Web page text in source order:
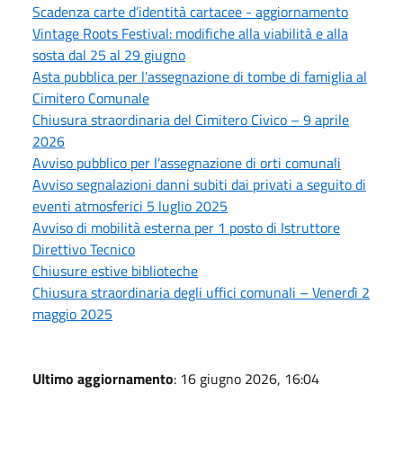
Scadenza carte d’identità cartacee - aggiornamento
Vintage Roots Festival: modifiche alla viabilità e alla
sosta dal 25 al 29 giugno
Asta pubblica per l'assegnazione di tombe di famiglia al
Cimitero Comunale
Chiusura straordinaria del Cimitero Civico – 9 aprile
2026
Avviso pubblico per l’assegnazione di orti comunali
Avviso segnalazioni danni subiti dai privati a seguito di
eventi atmosferici 5 luglio 2025
Avviso di mobilità esterna per 1 posto di Istruttore
Direttivo Tecnico
Chiusure estive biblioteche
Chiusura straordinaria degli uffici comunali – Venerdì 2
maggio 2025
Ultimo aggiornamento: 16 giugno 2026, 16:04